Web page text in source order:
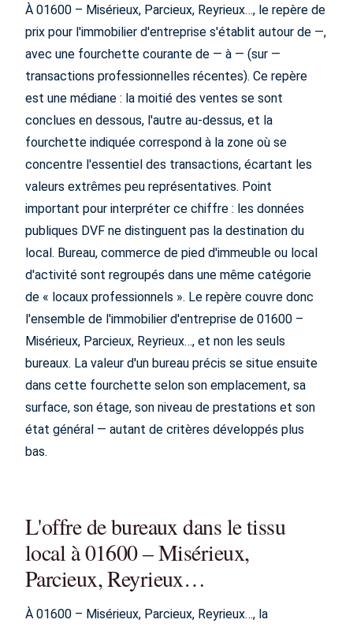
À 01600 – Misérieux, Parcieux, Reyrieux…, le repère de
prix pour l'immobilier d'entreprise s'établit autour de —,
avec une fourchette courante de — à — (sur —
transactions professionnelles récentes). Ce repère
est une médiane : la moitié des ventes se sont
conclues en dessous, l'autre au-dessus, et la
fourchette indiquée correspond à la zone où se
concentre l'essentiel des transactions, écartant les
valeurs extrêmes peu représentatives. Point
important pour interpréter ce chiffre : les données
publiques DVF ne distinguent pas la destination du
local. Bureau, commerce de pied d'immeuble ou local
d'activité sont regroupés dans une même catégorie
de « locaux professionnels ». Le repère couvre donc
l'ensemble de l'immobilier d'entreprise de 01600 –
Misérieux, Parcieux, Reyrieux…, et non les seuls
bureaux. La valeur d'un bureau précis se situe ensuite
dans cette fourchette selon son emplacement, sa
surface, son étage, son niveau de prestations et son
état général — autant de critères développés plus
bas.
L'offre de bureaux dans le tissu
local à 01600 – Misérieux,
Parcieux, Reyrieux…
À 01600 – Misérieux, Parcieux, Reyrieux…, la